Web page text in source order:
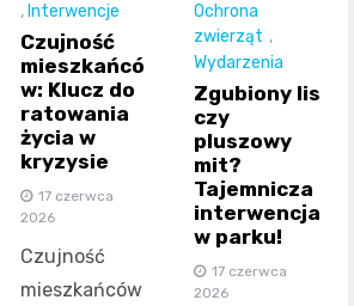
, Interwencje
Czujność
mieszkańcó
w: Klucz do
ratowania
życia w
kryzysie
17 czerwca
2026
Czujność
mieszkańców
Ochrona
zwierząt ,
Wydarzenia
Zgubiony lis
czy
pluszowy
mit?
Tajemnicza
interwencja
w parku!
17 czerwca
2026